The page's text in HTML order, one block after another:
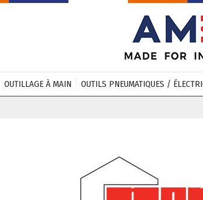
OUTILLAGE À MAIN OUTILS PNEUMATIQUES /